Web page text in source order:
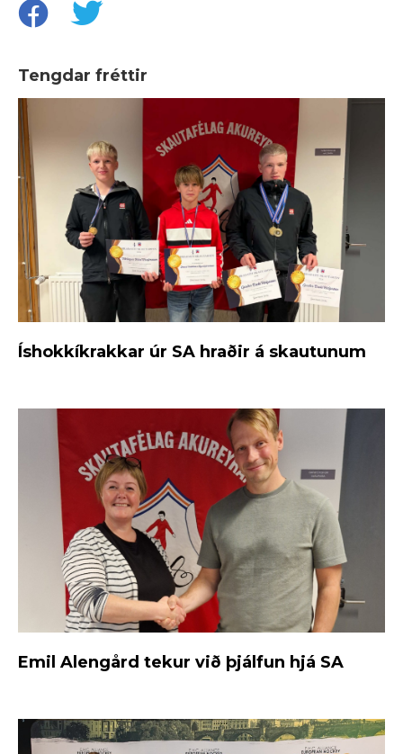
Tengdar fréttir
Íshokkíkrakkar úr SA hraðir á skautunum
Emil Alengård tekur við þjálfun hjá SA